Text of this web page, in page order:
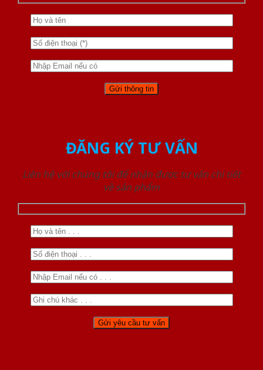
ĐĂNG KÝ TƯ VẤN
Liên hệ với chúng tôi để nhận được tư vấn chi tiết
về sản phẩm